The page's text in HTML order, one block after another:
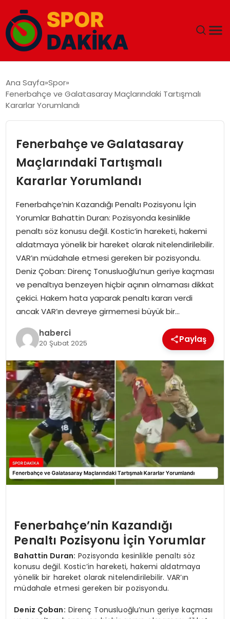
GÜNDEM
EKONOMI
MAGAZIN
SAĞLIK
SIYASET
SPOR
TEKNOLOJI
YAŞAM
Ana Sayfa Spor
Fenerbahçe ve Galatasaray Maçlarındaki Tartışmalı
Kararlar Yorumlandı
Fenerbahçe ve Galatasaray
Maçlarındaki Tartışmalı
Kararlar Yorumlandı
Fenerbahçe’nin Kazandığı Penaltı Pozisyonu İçin
Yorumlar Bahattin Duran: Pozisyonda kesinlikle
penaltı söz konusu değil. Kostic’in hareketi, hakemi
aldatmaya yönelik bir hareket olarak nitelendirilebilir.
VAR’ın müdahale etmesi gereken bir pozisyondu.
Deniz Çoban: Direnç Tonusluoğlu’nun geriye kaçması
ve penaltıya benzeyen hiçbir açının olmaması dikkat
çekici. Hakem hata yaparak penaltı kararı verdi
ancak VAR’ın devreye girmemesi büyük bir…
haberci
20 Şubat 2025 Paylaş
Fenerbahçe’nin Kazandığı
Penaltı Pozisyonu İçin Yorumlar
Bahattin Duran: Pozisyonda kesinlikle penaltı söz
konusu değil. Kostic’in hareketi, hakemi aldatmaya
yönelik bir hareket olarak nitelendirilebilir. VAR’ın
müdahale etmesi gereken bir pozisyondu.
Deniz Çoban: Direnç Tonusluoğlu’nun geriye kaçması